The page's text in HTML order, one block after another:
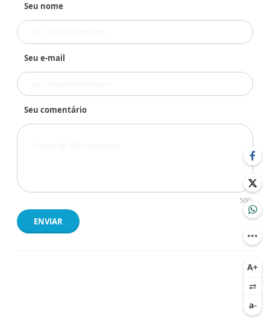
Seu nome
Seu e-mail
Seu comentário
500
ENVIAR